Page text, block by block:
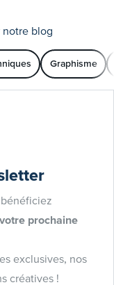
notre blog
Graphisme
prochaine
exclusives, nos
créatives !